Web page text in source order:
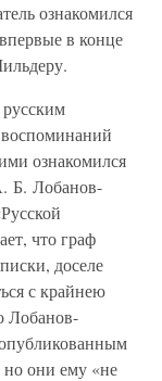
ознакомился
в конце
ознакомился
Б. Лобанов-
что граф
доселе
с крайнею
Лобанов-
они ему «не